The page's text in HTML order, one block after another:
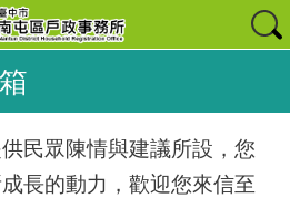
民眾陳情與建議所設，您
長的動力，歡迎您來信至